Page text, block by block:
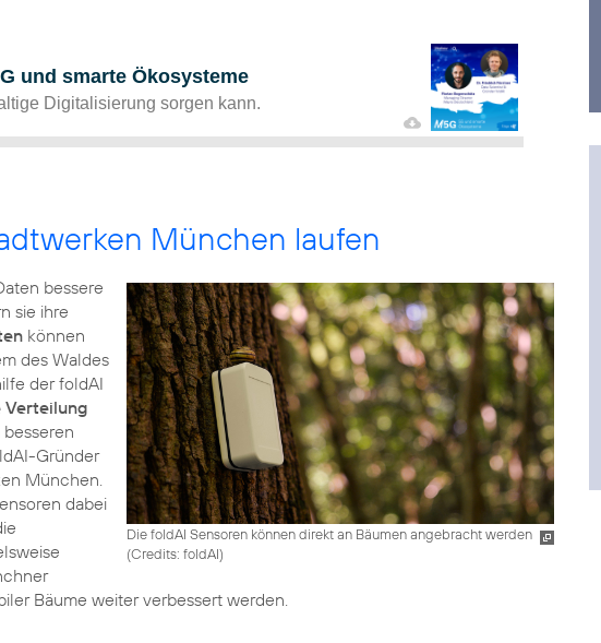
München laufen
Die foldAI Sensoren können direkt an Bäumen angebracht werden
(Credits: foldAI)
bessere
sie ihre
können
des Waldes
der foldAI
Gründer
München.
dabei